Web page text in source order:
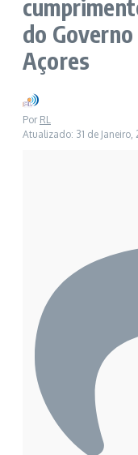
do
Açores
Por RL
Atualizado: 31 de Janeiro,